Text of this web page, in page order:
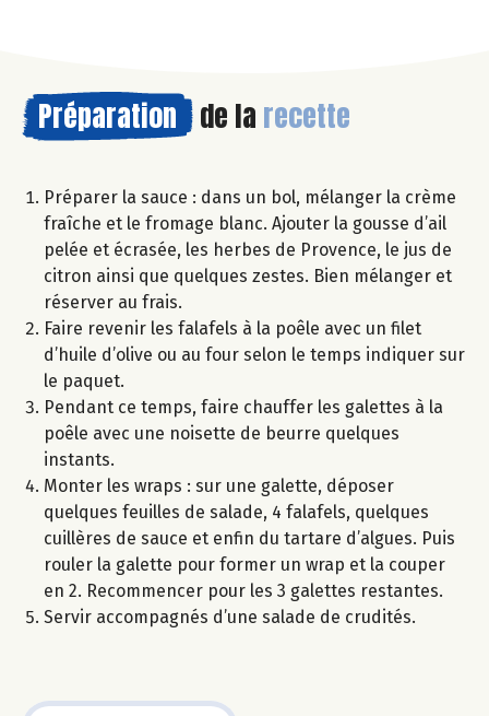
Préparation de la recette
Préparer la sauce : dans un bol, mélanger la crème
fraîche et le fromage blanc. Ajouter la gousse d’ail
pelée et écrasée, les herbes de Provence, le jus de
citron ainsi que quelques zestes. Bien mélanger et
réserver au frais.
Faire revenir les falafels à la poêle avec un filet
d’huile d’olive ou au four selon le temps indiquer sur
le paquet.
Pendant ce temps, faire chauffer les galettes à la
poêle avec une noisette de beurre quelques
instants.
Monter les wraps : sur une galette, déposer
quelques feuilles de salade, 4 falafels, quelques
cuillères de sauce et enfin du tartare d’algues. Puis
rouler la galette pour former un wrap et la couper
en 2. Recommencer pour les 3 galettes restantes.
Servir accompagnés d’une salade de crudités.